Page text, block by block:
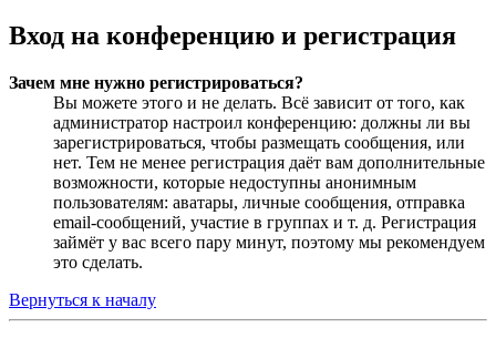
Вход на конференцию и регистрация
Зачем мне нужно регистрироваться?
Вы можете этого и не делать. Всё зависит от того, как
администратор настроил конференцию: должны ли вы
зарегистрироваться, чтобы размещать сообщения, или
нет. Тем не менее регистрация даёт вам дополнительные
возможности, которые недоступны анонимным
пользователям: аватары, личные сообщения, отправка
email-сообщений, участие в группах и т. д. Регистрация
займёт у вас всего пару минут, поэтому мы рекомендуем
это сделать.
Вернуться к началу